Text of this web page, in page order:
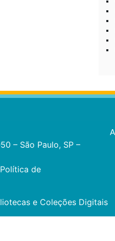
– São Paulo, SP –
Política de
e Coleções Digitais